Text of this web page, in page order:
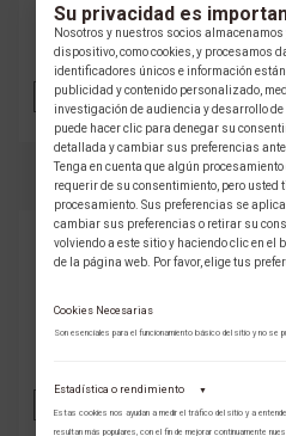
$ 3.473.000 COP
PRECIO ONLINE
AÑADIR VER
TISSOT
RELOJ TISSOT PRX
$ 2.103.000 COP
VER
Su privacidad es
Nosotros y nuestros socios
dispositivo, como cookies, y procesamos
identificadores únicos e información
publicidad y contenido personalizado,
investigación de audiencia y desarrollo
puede hacer clic para denegar su
detallada y cambiar sus preferencias
Tenga en cuenta que algún
requerir de su consentimiento, pero usted
procesamiento. Sus preferencias se
cambiar sus preferencias o retirar su
volviendo a este sitio y haciendo clic en el
de la página web. Por favor, elige tus
Cookies Necesarias
Son esenciales para el funcionamiento básico del sitio y no se
Estadística o rendimiento ▼
Estas cookies nos ayudan a medir el tráfico del sitio y a
resultan más populares, con el fin de mejorar continuamente